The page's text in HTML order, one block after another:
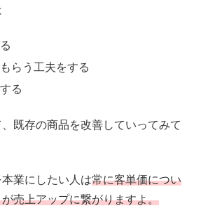
らう工夫をする
る
既存の商品を改善していってみて
業にしたい人は常に客単価につい
売上アップに繋がりますよ。